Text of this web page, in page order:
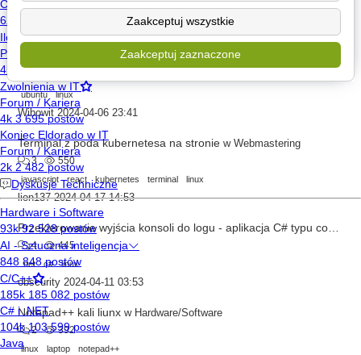
windows
linux laptop
Pliki Ubuntu - zapychają HDD
ubuntu
linux
Wibowit 2024-04-06 23:41
Terminal z poda kubernetesa na stronie w Webmastering
3
550
javascript
react kubernetes terminal linux
lion137 2024-04-17 14:53
4
445
.net
c# linux
obscurity 2024-04-11 03:53
Notepad++ kali liunx w Hardware/Software
2
392
linux
laptop notepad++
Zaakceptuj wszystkie
Zaakceptuj zaznaczone